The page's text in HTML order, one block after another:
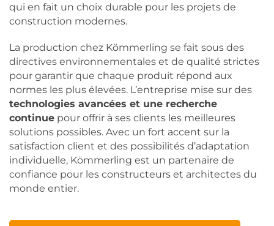
qui en fait un choix durable pour les projets de
construction modernes.
La production chez Kömmerling se fait sous des
directives environnementales et de qualité strictes
pour garantir que chaque produit répond aux
normes les plus élevées. L’entreprise mise sur des
technologies avancées et une recherche
continue pour offrir à ses clients les meilleures
solutions possibles. Avec un fort accent sur la
satisfaction client et des possibilités d’adaptation
individuelle, Kömmerling est un partenaire de
confiance pour les constructeurs et architectes du
monde entier.